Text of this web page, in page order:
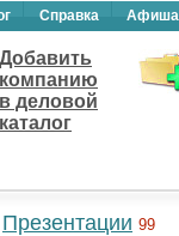
Справка Афиша
Добавить
компанию
в деловой
каталог
Презентации 99